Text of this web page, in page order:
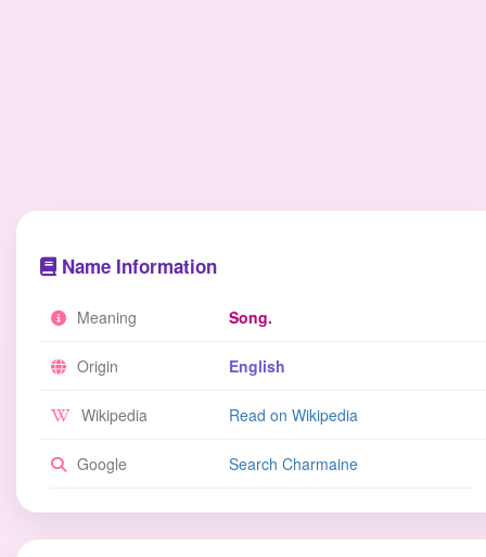
Name Information
Meaning Song.
Origin English
Wikipedia Read on Wikipedia
Google Search Charmaine